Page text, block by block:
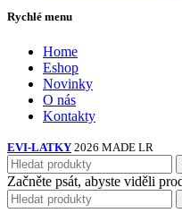
Rychlé menu
Home
Eshop
Novinky
O nás
Kontakty
EVI-LATKY 2026 MADE LR
Začněte psát, abyste viděli